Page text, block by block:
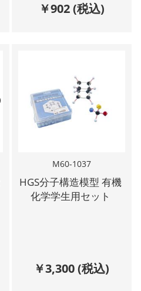
￥902(税込)
M60-1037
HGS分子構造模型 有機
化学学生用セット
￥3,300(税込)